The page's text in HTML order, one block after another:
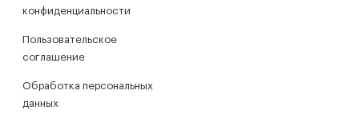
конфиденциальности
Пользовательское
соглашение
Обработка персональных
данных